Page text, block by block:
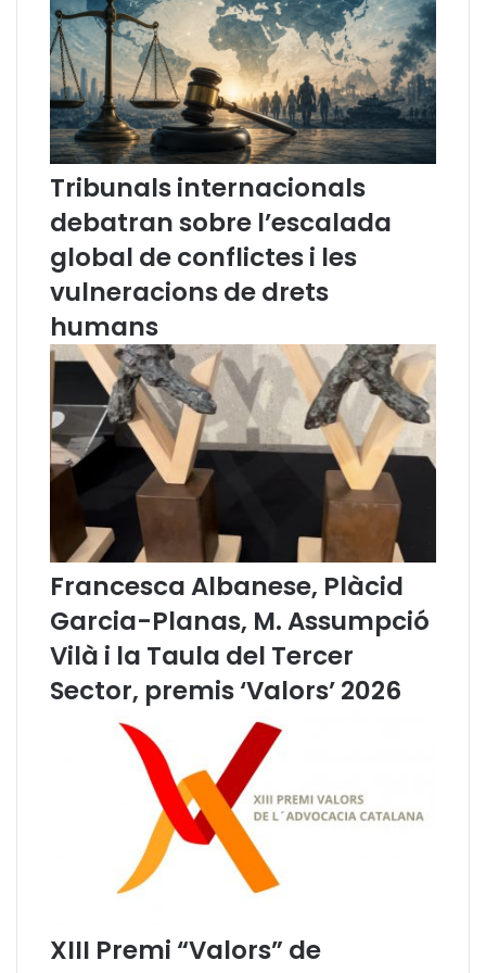
t
i
v
a
a
l
S
n
a
d
e
r
e
f
o
r
g
i
s
l
t
v
a
q
u
e
e
t
Tribunals internacionals
debatran sobre l’escalada
global de conflictes i les
vulneracions de drets
humans
Francesca Albanese, Plàcid
Garcia-Planas, M. Assumpció
Vilà i la Taula del Tercer
Sector, premis ‘Valors’ 2026
XIII Premi “Valors” de